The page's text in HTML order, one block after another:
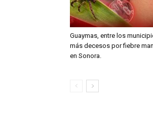
Guaymas, entre los
más decesos por fiebre
en Sonora.